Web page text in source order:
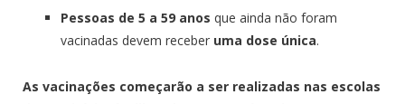
Pessoas de 5 a 59 anos que ainda não foram
vacinadas devem receber uma dose única.
As vacinações começarão a ser realizadas nas escolas